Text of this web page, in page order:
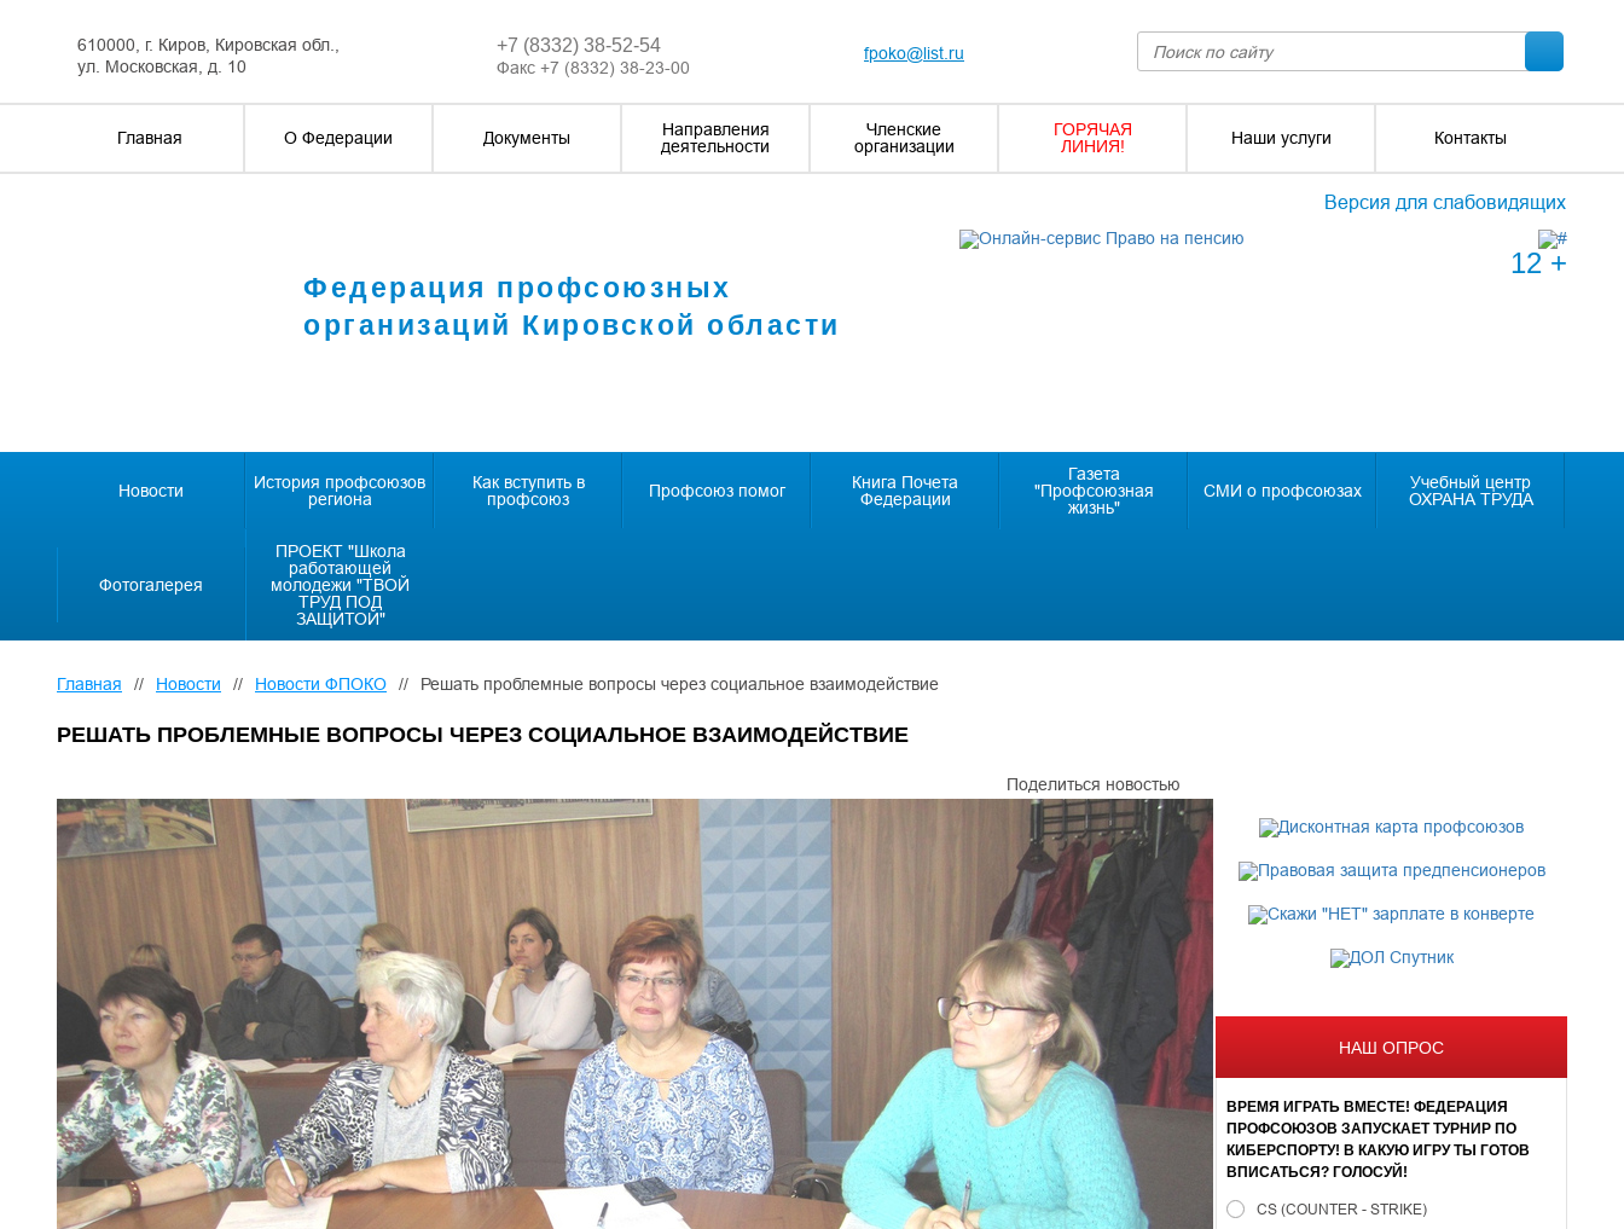
610000, г. Киров, Кировская обл.,
ул. Московская, д. 10
+7 (8332) 38-52-54
Факс +7 (8332) 38-23-00
fpoko@list.ru
Главная О Федерации Документы
Направления
деятельности
Членские
организации
ГОРЯЧАЯ
ЛИНИЯ!
Наши услуги Контакты
Версия для слабовидящих
Федерация профсоюзных
организаций Кировской области
12 +
Новости
История профсоюзов
региона
Как вступить в
профсоюз
Профсоюз помог
Книга Почета
Федерации
Газета
"Профсоюзная
жизнь"
СМИ о профсоюзах
Учебный центр
ОХРАНА ТРУДА
Фотогалерея
ПРОЕКТ "Школа
работающей
молодежи "ТВОЙ
ТРУД ПОД
ЗАЩИТОЙ"
Главная // Новости // Новости ФПОКО // Решать проблемные вопросы через социальное взаимодействие
РЕШАТЬ ПРОБЛЕМНЫЕ ВОПРОСЫ ЧЕРЕЗ СОЦИАЛЬНОЕ ВЗАИМОДЕЙСТВИЕ
Поделиться новостью
НАШ ОПРОС
ВРЕМЯ ИГРАТЬ ВМЕСТЕ! ФЕДЕРАЦИЯ
ПРОФСОЮЗОВ ЗАПУСКАЕТ ТУРНИР ПО
КИБЕРСПОРТУ! В КАКУЮ ИГРУ ТЫ ГОТОВ
ВПИСАТЬСЯ? ГОЛОСУЙ!
CS (COUNTER - STRIKE)